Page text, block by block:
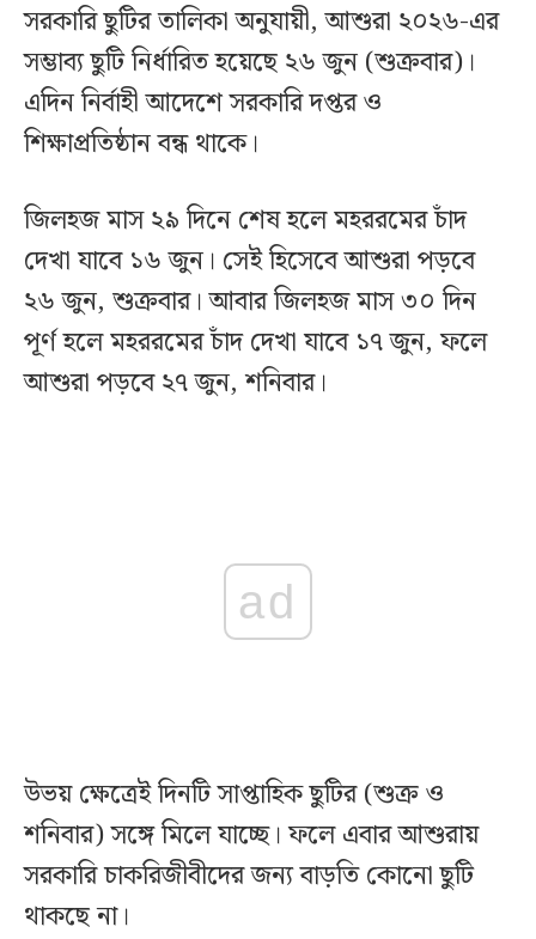
সরকারি ছুটির তালিকা অনুযায়ী, আশুরা ২০২৬-এর
সম্ভাব্য ছুটি নির্ধারিত হয়েছে ২৬ জুন (শুক্রবার)।
এদিন নির্বাহী আদেশে সরকারি দপ্তর ও
শিক্ষাপ্রতিষ্ঠান বন্ধ থাকে।
জিলহজ মাস ২৯ দিনে শেষ হলে মহররমের চাঁদ
দেখা যাবে ১৬ জুন। সেই হিসেবে আশুরা পড়বে
২৬ জুন, শুক্রবার। আবার জিলহজ মাস ৩০ দিন
পূর্ণ হলে মহররমের চাঁদ দেখা যাবে ১৭ জুন, ফলে
আশুরা পড়বে ২৭ জুন, শনিবার।
ad
উভয় ক্ষেত্রেই দিনটি সাপ্তাহিক ছুটির (শুক্র ও
শনিবার) সঙ্গে মিলে যাচ্ছে। ফলে এবার আশুরায়
সরকারি চাকরিজীবীদের জন্য বাড়তি কোনো ছুটি
থাকছে না।